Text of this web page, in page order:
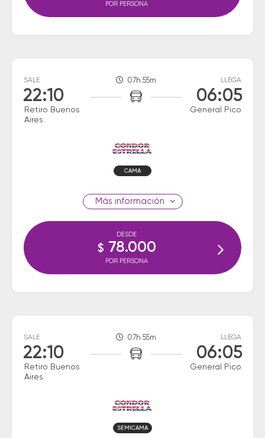
POR PERSONA
SALE
22:10
Retiro Buenos
Aires
07h 55m LLEGA
06:05
General Pico
CAMA
información
DESDE
$ 78.000
POR PERSONA
SALE
22:10
Retiro Buenos
Aires
07h 55m LLEGA
06:05
General Pico
SEMICAMA